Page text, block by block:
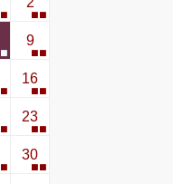
9
16
23
30